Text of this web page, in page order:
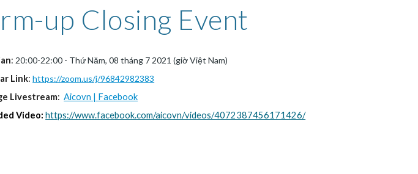
up Closing Event
: 20:00-22:00 - Thứ Năm, 08 tháng 7 2021 (giờ Việt Nam)
Link: https://zoom.us/j/96842982383
Livestream: Aicovn | Facebook
Video: https://www.facebook.com/aicovn/videos/4072387456171426/